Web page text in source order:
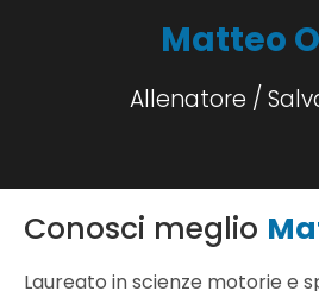
Matteo
Allenatore /
Conosci meglio
Laureato in scienze motorie e